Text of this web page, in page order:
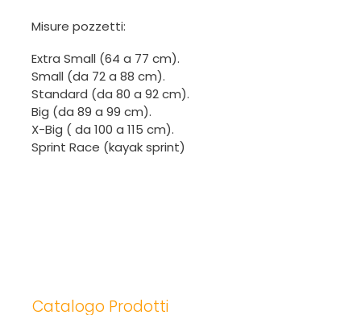
Misure pozzetti:
Extra Small (64 a 77 cm).
Small (da 72 a 88 cm).
Standard (da 80 a 92 cm).
Big (da 89 a 99 cm).
X-Big ( da 100 a 115 cm).
Sprint Race (kayak sprint)
Catalogo Prodotti